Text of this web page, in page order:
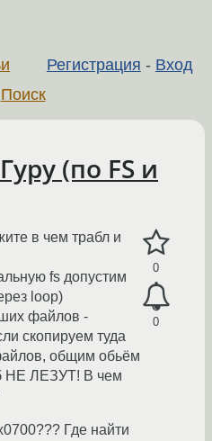
Регистрация - Вход
Поиск
(по FS и
0
0
в чем трабл и
fs допустим
loop)
файлов -
скопируем туда
общим обьём
НЕ ЛЕЗУТ! В чем
Где найти